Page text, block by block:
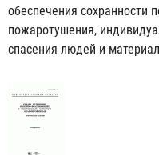
обеспечения сохранности
пожаротушения,
спасения людей и